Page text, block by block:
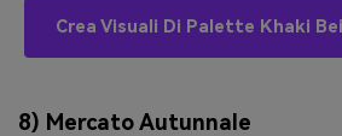
Crea Visuali Di Palette Khaki
8) Mercato Autunnale